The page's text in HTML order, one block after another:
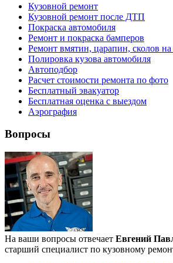
Кузовной ремонт
Кузовной ремонт после ДТП
Покраска автомобиля
Ремонт и покраска бамперов
Ремонт вмятин, царапин, сколов на
Полировка кузова автомобиля
Автоподбор
Расчет стоимости ремонта по фото
Бесплатный эвакуатор
Бесплатная оценка с выездом
Аэрография
Вопросы
На ваши вопросы отвечает Евгений
старший специалист по кузовному